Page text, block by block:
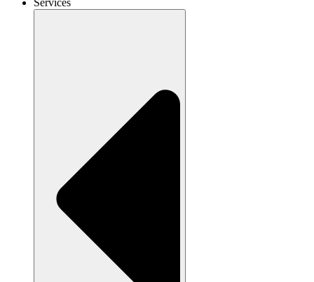
Services